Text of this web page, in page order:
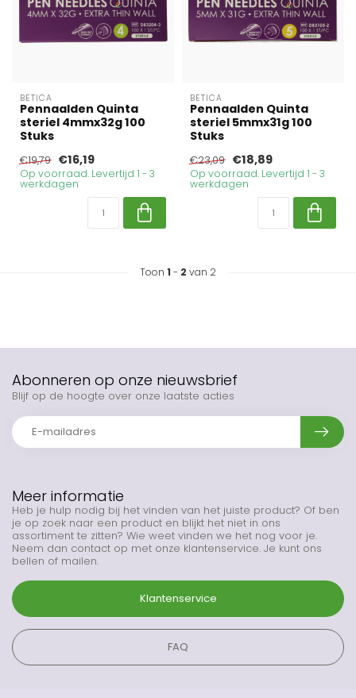
BETICA
Pennaalden Quinta
steriel 4mmx32g 100
Stuks
€19,79 €16,19
Op voorraad. Levertijd 1 - 3
werkdagen
BETICA
Pennaalden Quinta
steriel 5mmx31g 100
Stuks
€23,09 €18,89
Op voorraad. Levertijd 1 - 3
werkdagen
Toon 1 - 2 van 2
Meer informatie
Heb je hulp nodig bij het vinden van het juiste product? Of ben
je op zoek naar een product en blijkt het niet in ons
assortiment te zitten? Wie weet vinden we het nog voor je.
Neem dan contact op met onze klantenservice. Je kunt ons
bellen of mailen.
Klantenservice
FAQ
Abonneren op onze nieuwsbrief
Blijf op de hoogte over onze laatste acties